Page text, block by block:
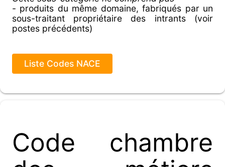
- produits du même domaine, fabriqués par un
sous-traitant propriétaire des intrants (voir
postes précédents)
Liste Codes NACE
Code chambre